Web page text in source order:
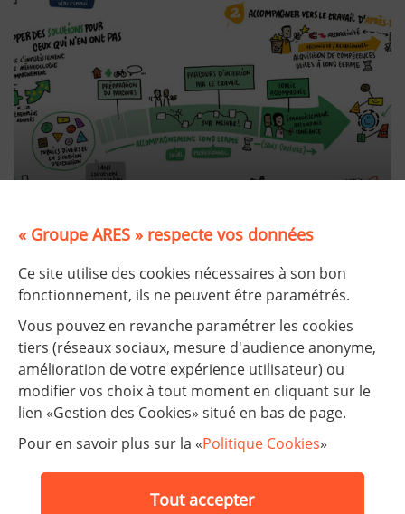
Nos défis 2030
Nos établissements
FAQ
« Groupe ARES » respecte vos données
Ce site utilise des cookies nécessaires à son bon
fonctionnement, ils ne peuvent être paramétrés.
Vous pouvez en revanche paramétrer les cookies
tiers (réseaux sociaux, mesure d'audience anonyme,
amélioration de votre expérience utilisateur) ou
modifier vos choix à tout moment en cliquant sur le
lien «Gestion des Cookies» situé en bas de page.
Pour en savoir plus sur la «Politique Cookies»
Tout accepter